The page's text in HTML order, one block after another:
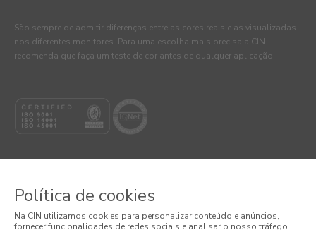
São sempre de admitir diferenças entre as cores reais e as visualizadas
nos diferentes monitores. Para uma escolha mais precisa a CIN
recomenda que faça um teste de cor antes de qualquer aplicação.
Política de cookies
Na CIN utilizamos cookies para personalizar conteúdo e anúncios,
fornecer funcionalidades de redes sociais e analisar o nosso tráfego.